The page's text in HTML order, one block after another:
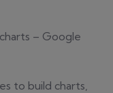
– Google
to build charts,